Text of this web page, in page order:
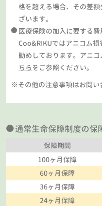
格を超える場合、その差
ざいます。
医療保険の加入に要する費
Coo&RIKUではアニコム
勧めしております。アニ
ちらをご参照ください。
※その他の注意事項はお問い
通常生命保障制度の保
保障期間
100ヶ月保障
60ヶ月保障
36ヶ月保障
24ヶ月保障